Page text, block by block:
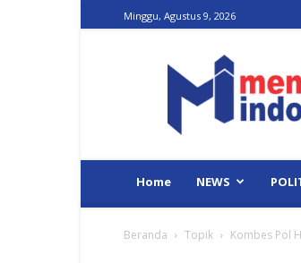
Minggu, Agustus 9, 2026
Home NEWS
Beranda Topik Kombes Pol